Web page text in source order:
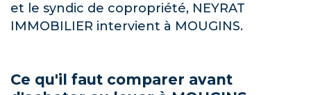
et le syndic de copropriété, NEYRAT
IMMOBILIER intervient à MOUGINS.
Ce qu'il faut comparer avant